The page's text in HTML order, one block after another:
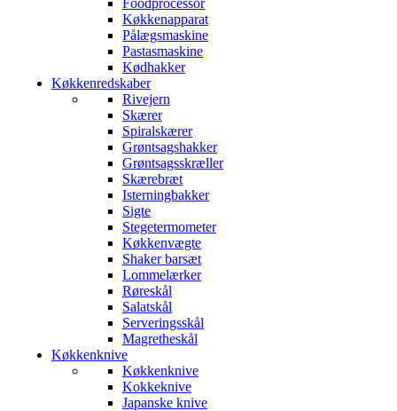
Foodprocessor
Køkkenapparat
Pålægsmaskine
Pastasmaskine
Kødhakker
Køkkenredskaber
Rivejern
Skærer
Spiralskærer
Grøntsagshakker
Grøntsagsskræller
Skærebræt
Isterningbakker
Sigte
Stegetermometer
Køkkenvægte
Shaker barsæt
Lommelærker
Røreskål
Salatskål
Serveringsskål
Magretheskål
Køkkenknive
Køkkenknive
Kokkeknive
Japanske knive